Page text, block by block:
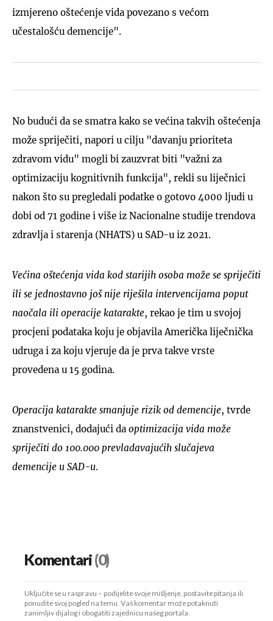
izmjereno oštećenje vida povezano s većom
učestalošću demencije".
No budući da se smatra kako se većina takvih oštećenja
može spriječiti, napori u cilju "davanju prioriteta
zdravom vidu" mogli bi zauzvrat biti "važni za
optimizaciju kognitivnih funkcija", rekli su liječnici
nakon što su pregledali podatke o gotovo 4000 ljudi u
dobi od 71 godine i više iz Nacionalne studije trendova
zdravlja i starenja (NHATS) u SAD-u iz 2021.
Većina oštećenja vida kod starijih osoba može se spriječiti
ili se jednostavno još nije riješila intervencijama poput
naočala ili operacije katarakte, rekao je tim u svojoj
procjeni podataka koju je objavila Američka liječnička
udruga i za koju vjeruje da je prva takve vrste
provedena u 15 godina.
Operacija katarakte smanjuje rizik od demencije, tvrde
znanstvenici, dodajući da optimizacija vida može
spriječiti do 100.000 prevladavajućih slučajeva
demencije u SAD-u.
Komentari(0)
Uključite se u raspravu – podijelite svoje mišljenje, postavite pitanja ili
ponudite svoj pogled na temu. Vaš komentar može potaknuti
zanimljiv dijalog i obogatiti zajednicu našeg portala.